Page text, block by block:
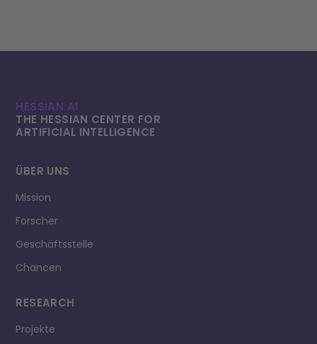
HESSIAN.AI
THE HESSIAN CENTER FOR
ARTIFICIAL INTELLI­GENCE
ÜBER UNS
Mission
Forscher
Geschäftsstelle
Chancen
RESEARCH
Projekte